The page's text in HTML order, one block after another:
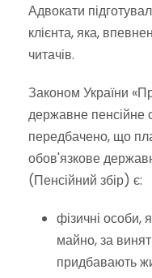
Адвокати
клієнта, яка,
читачів.
Законом України
державне пенсійне
передбачено, що
обов'язкове
(Пенсійний збір) є:
фізичні особи,
майно, за
придбавають